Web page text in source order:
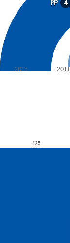
PP 4
2015 2011
125